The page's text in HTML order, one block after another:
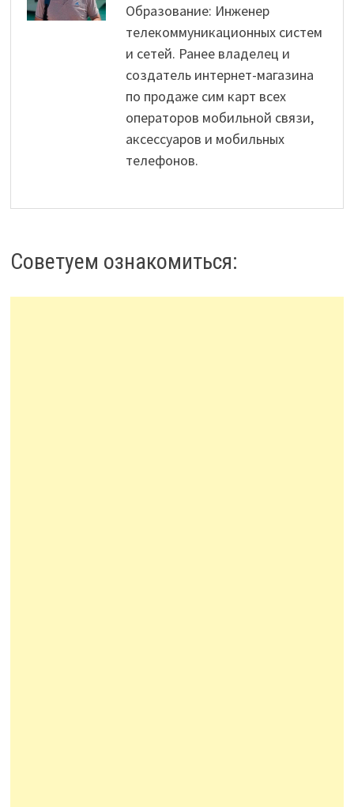
Образование: Инженер
телекоммуникационных систем
и сетей. Ранее владелец и
создатель интернет-магазина
по продаже сим карт всех
операторов мобильной связи,
аксессуаров и мобильных
телефонов.
Советуем ознакомиться: